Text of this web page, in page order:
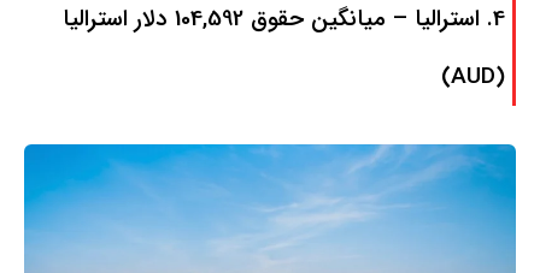
4. استرالیا – میانگین حقوق 104,592 دلار استرالیا
(AUD)